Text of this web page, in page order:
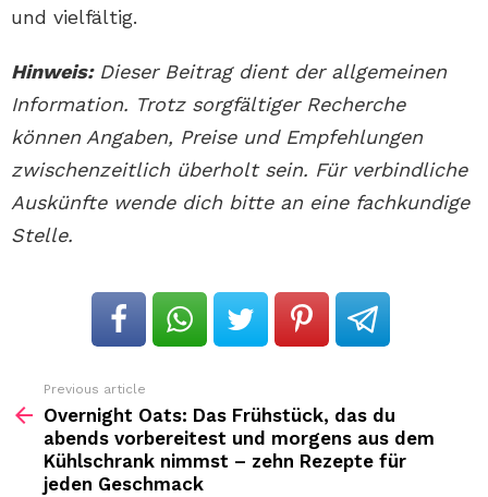
und vielfältig.
Hinweis:Dieser Beitrag dient der allgemeinen
Information. Trotz sorgfältiger Recherche
können Angaben, Preise und Empfehlungen
zwischenzeitlich überholt sein. Für verbindliche
Auskünfte wende dich bitte an eine fachkundige
Stelle.
more
Previous article
Overnight Oats: Das Frühstück, das du
abends vorbereitest und morgens aus dem
Kühlschrank nimmst – zehn Rezepte für
jeden Geschmack